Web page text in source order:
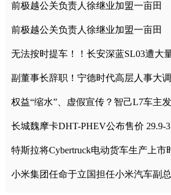
前极越公关负责人徐继业加盟一亩田
前极越公关负责人徐继业加盟一亩田
无法按时提车！！长安深蓝SL03遭大
副董事长辞职！宁德时代高层人事大
权益“缩水”、虚假宣传？智己L7车主
长城魏摩卡DHT-PHEV公布售价 29.9-
特斯拉将Cybertruck电动货车生产上市